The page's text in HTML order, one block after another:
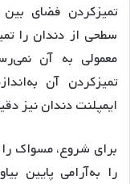
تمیزکردن فضای
سطحی از دندان را
معمولی به آن
تمیزکردن آن
ایمپلنت دندان نیز
برای شروع، مسواک
را به‌آرامی پایین